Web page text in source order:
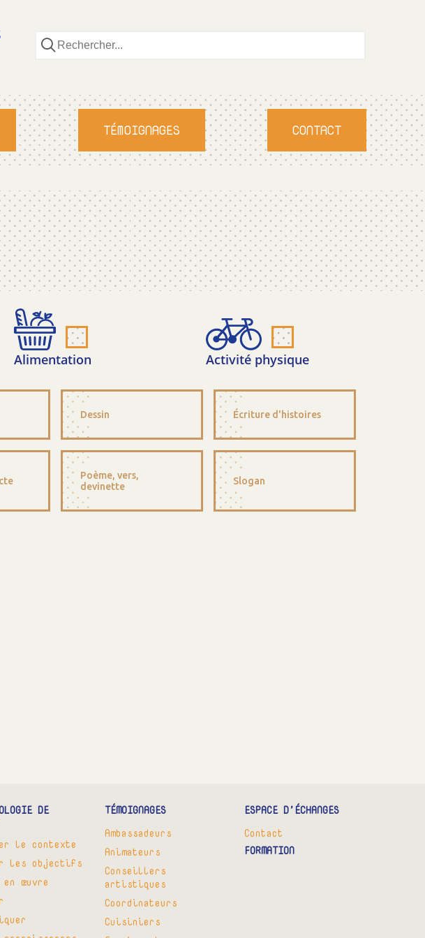
TÉMOIGNAGES CONTACT
Alimentation Activité physique
Dessin Écriture d'histoires
Poème, vers,
devinette
Slogan
DE
le contexte
les objectifs
œuvre
TÉMOIGNAGES
Ambassadeurs
Animateurs
Conseillers
artistiques
Coordinateurs
Cuisiniers
ESPACE D’ÉCHANGES
Contact
FORMATION